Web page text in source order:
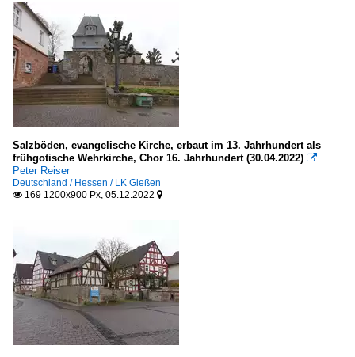
Salzböden, evangelische Kirche, erbaut im 13. Jahrhundert als
frühgotische Wehrkirche, Chor 16. Jahrhundert (30.04.2022) 
Peter Reiser
Deutschland / Hessen / LK Gießen
 169 1200x900 Px, 05.12.2022 